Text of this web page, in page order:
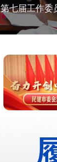
四届工作委